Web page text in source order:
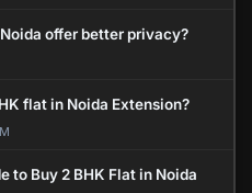
offer better privacy?
flat in Noida Extension?
to Buy 2 BHK Flat in Noida